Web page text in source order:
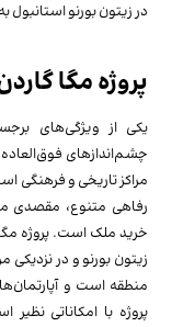
در زیتون بورنو
پروژه مگا
یکی از ویژگی‌های
چشم‌اندازهای
مراکز تاریخی و فرهنگی
رفاهی متنوع، مقصدی
زیتون بورنو و در نزدیکی
منطقه است و
پروژه با امکاناتی